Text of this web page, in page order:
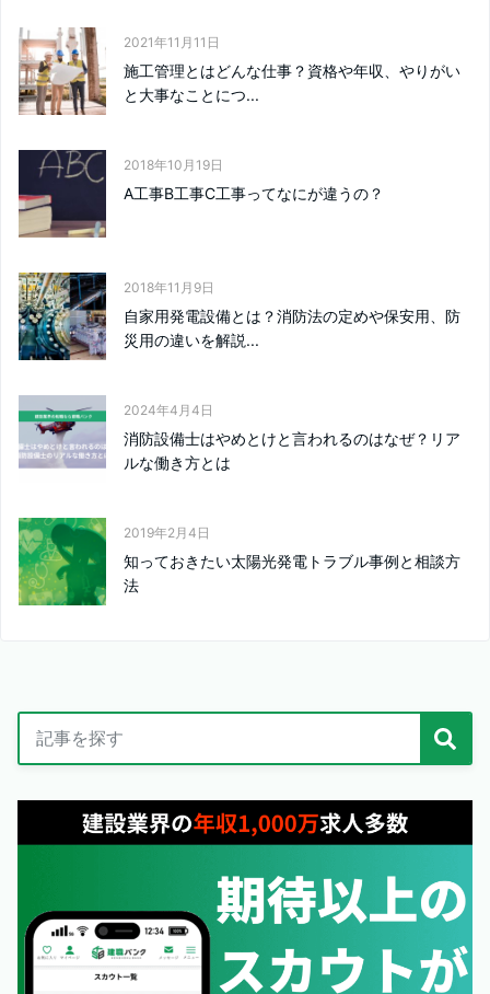
2021年11月11日
施工管理とはどんな仕事？資格や年収、やりがい
と大事なことにつ...
2018年10月19日
A工事B工事C工事ってなにが違うの？
2018年11月9日
自家用発電設備とは？消防法の定めや保安用、防
災用の違いを解説...
2024年4月4日
消防設備士はやめとけと言われるのはなぜ？リア
ルな働き方とは
2019年2月4日
知っておきたい太陽光発電トラブル事例と相談方
法